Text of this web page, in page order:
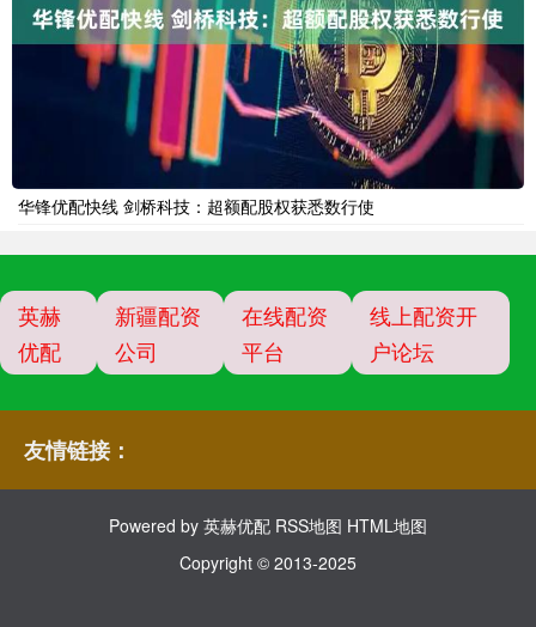
华锋优配快线 剑桥科技：超额配股权获悉数行使
英赫
优配
新疆配资
公司
在线配资
平台
线上配资开
户论坛
友情链接：
Powered by 英赫优配 RSS地图 HTML地图
Copyright © 2013-2025